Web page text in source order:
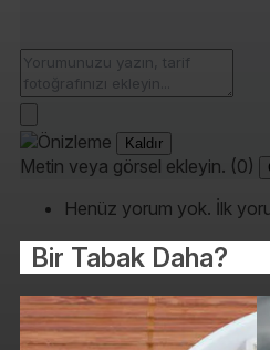
Kaldır
Metin veya görsel ekleyin. (0)
Henüz yorum yok. İlk
Bir Tabak Daha?